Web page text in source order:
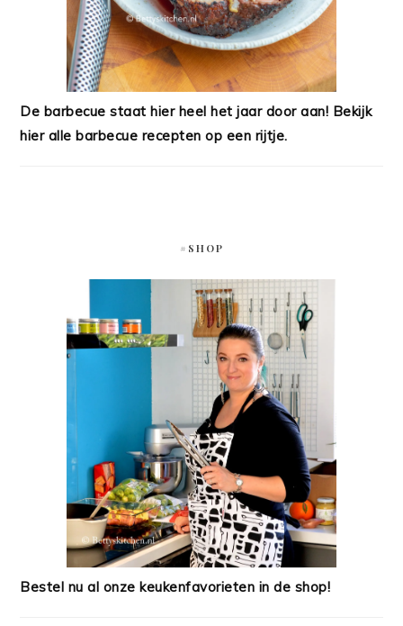
De barbecue staat hier heel het jaar door aan! Bekijk
hier alle barbecue recepten op een rijtje.
#SHOP
Bestel nu al onze keukenfavorieten in de shop!